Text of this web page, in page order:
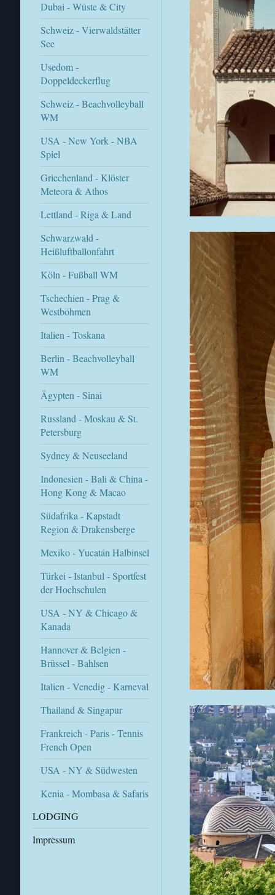
Dubai - Wüste & City
Schweiz - Vierwaldstätter
See
Usedom -
Doppeldeckerflug
Schweiz - Beachvolleyball
WM
USA - New York - NBA
Spiel
Griechenland - Klöster
Meteora & Athos
Lettland - Riga & Land
Schwarzwald -
Heißluftballonfahrt
Köln - Fußball WM
Tschechien - Prag &
Westböhmen
Italien - Toskana
Berlin - Beachvolleyball
WM
Ägypten - Sinai
Russland - Moskau & St.
Petersburg
Sydney & Neuseeland
Indonesien - Bali & China -
Hong Kong & Macao
Südafrika - Kapstadt
Region & Drakensberge
Mexiko - Yucatán Halbinsel
Türkei - Istanbul - Sportfest
der Hochschulen
USA - NY & Chicago &
Kanada
Hannover & Belgien -
Brüssel - Bahlsen
Italien - Venedig - Karneval
Thailand & Singapur
Frankreich - Paris - Tennis
French Open
USA - NY & Südwesten
Kenia - Mombasa & Safaris
LODGING
Impressum